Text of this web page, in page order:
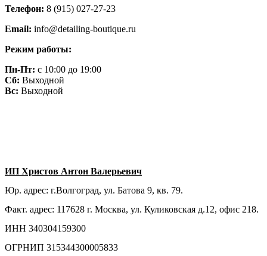
Телефон: 8 (915) 027-27-23
Email: info@detailing-boutique.ru
Режим работы:
Пн-Пт: с 10:00 до 19:00
Сб: Выходной
Вс: Выходной
ИП Христов Антон Валерьевич
Юр. адрес: г.Волгоград, ул. Батова 9, кв. 79.
Факт. адрес: 117628 г. Москва, ул. Куликовская д.12, офис 218.
ИНН 340304159300
ОГРНИП 315344300005833